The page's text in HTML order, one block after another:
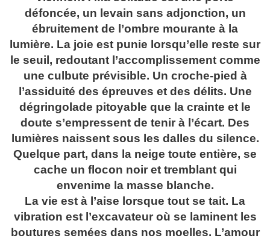
défoncée, un levain sans adjonction, un
ébruitement de l’ombre mourante à la
lumière. La joie est punie lorsqu’elle reste sur
le seuil, redoutant l’accomplissement comme
une culbute prévisible. Un croche-pied à
l’assiduité des épreuves et des délits. Une
dégringolade pitoyable que la crainte et le
doute s’empressent de tenir à l’écart. Des
lumières naissent sous les dalles du silence.
Quelque part, dans la neige toute entière, se
cache un flocon noir et tremblant qui
envenime la masse blanche.
La vie est à l’aise lorsque tout se tait. La
vibration est l’excavateur où se laminent les
boutures semées dans nos moelles. L’amour